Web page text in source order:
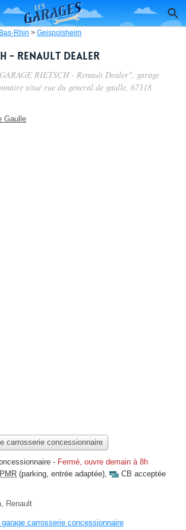
Bas-Rhin > Geispolsheim
- Renault Dealer
RIETSCH - Renault Dealer", garage
situé rue du general de gaulle, 67118
Gaulle
carrosserie concessionnaire
- Fermé, ouvre demain à 8h
PMR (parking, entrée adaptée),
CB acceptée
Renault
carrosserie concessionnaire